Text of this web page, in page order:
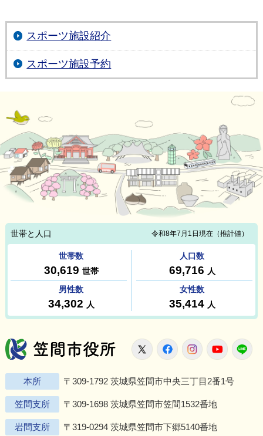
スポーツ施設紹介
スポーツ施設予約
笠間市役所
X FacebookInstagram
本所 〒309-1792 茨城県笠間市中央三丁目2番1号
笠間支所 〒309-1698 茨城県笠間市笠間1532番地
岩間支所 〒319-0294 茨城県笠間市下郷5140番地